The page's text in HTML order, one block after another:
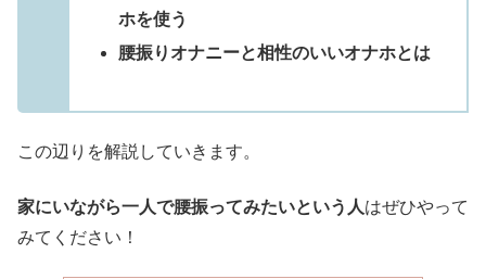
ホを使う
腰振りオナニーと相性のいいオナホとは
この辺りを解説していきます。
家にいながら一人で腰振ってみたいという人はぜひやって
みてください！